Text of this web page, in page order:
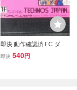
即決 動作確認済 FC ダウ
ンタウン熱血物語 テクノ
即決 540円